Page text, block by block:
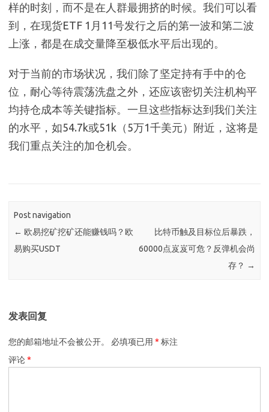
样的时刻，而不是在人群最拥挤的时候。我们可以看
到，在现货ETF 1月11号发行之后的第一波和第二波
上涨，都是在成交量降至极低水平后出现的。
对于当前的市场状况，我们除了坚定持有手中的仓
位，耐心等待震荡洗盘之外，还应该密切关注机构平
均持仓成本等关键指标。一旦这些指标达到我们关注
的水平，如54.7k或51k（5万1千美元）附近，这将是
我们重点关注的加仓机会。
Post navigation
← 欧易挖矿挖矿还能赚钱吗？欧
易购买USDT
比特币触及目标位后暴跌，
60000点岌岌可危？反弹机会尚
存？ →
发表回复
您的邮箱地址不会被公开。 必填项已用 * 标注
评论*